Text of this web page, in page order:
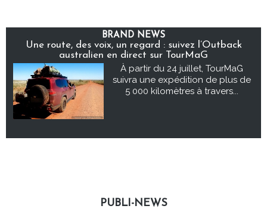
BRAND NEWS
Une route, des voix, un regard : suivez l’Outback
australien en direct sur TourMaG
À partir du 24 juillet, TourMaG
suivra une expédition de plus de
5 000 kilomètres à travers...
PUBLI-NEWS